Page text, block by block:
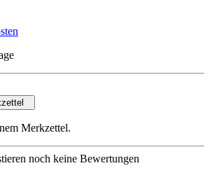
Merkzettel.
noch keine Bewertungen